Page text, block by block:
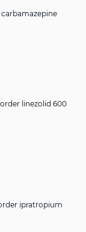
order linezolid 600
ipratropium